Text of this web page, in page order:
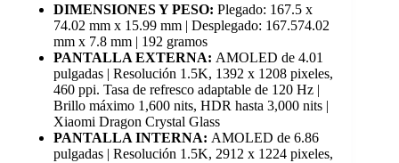
DIMENSIONES Y PESO: Plegado: 167.5 x
74.02 mm x 15.99 mm | Desplegado: 167.574.02
mm x 7.8 mm | 192 gramos
PANTALLA EXTERNA: AMOLED de 4.01
pulgadas | Resolución 1.5K, 1392 x 1208 pixeles,
460 ppi. Tasa de refresco adaptable de 120 Hz |
Brillo máximo 1,600 nits, HDR hasta 3,000 nits |
Xiaomi Dragon Crystal Glass
PANTALLA INTERNA: AMOLED de 6.86
pulgadas | Resolución 1.5K, 2912 x 1224 pixeles,